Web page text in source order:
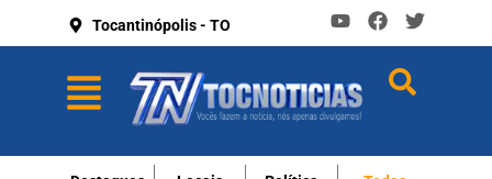
Tocantinópolis - TO